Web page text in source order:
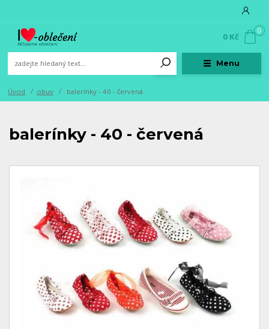
Menu
0
0 Kč
Úvod obuv balerínky - 40 - červená
balerínky - 40 - červená